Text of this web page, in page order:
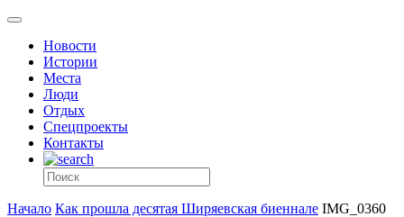
Новости
Истории
Места
Люди
Отдых
Спецпроекты
Контакты
Начало Как прошла десятая Ширяевская биеннале IMG_0360